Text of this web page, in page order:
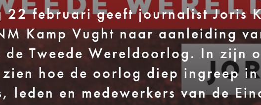
22 februari geeft journalist Joris
Kamp Vught naar aanleiding
de Tweede Wereldoorlog. In zijn
hoe de oorlog diep ingreep in
leden en medewerkers van de